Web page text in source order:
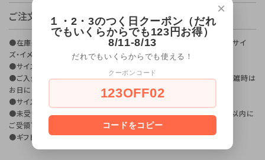
ご注文前にご確認ください。
●在庫処分販売のためお客様ご都合の返品、交換は出来ません。（色・サイ
ズ・イメージ違い、ご注文重複等）
●サイズなど条件をご確認の上でご注文下さい。
●ご入金確認後1週間程度で到着です。※イベント、長期休業前後の混雑時は
お日にちを頂いております。
●サイズカットなど加工は出来ません。
●未受領で返送の場合、キャンセルや返送は致しかねます。出荷後5日以内に
ご受領下さい。
●ギフト包装のご対応はございません。
×
１・2・3のつく日クーポン（だれ
でもいくらからでも123円お得）
8/11-8/13
だれでもいくらからでも使える！
クーポンコード
123OFF02
コードをコピー